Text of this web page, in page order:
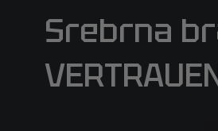
Srebrna